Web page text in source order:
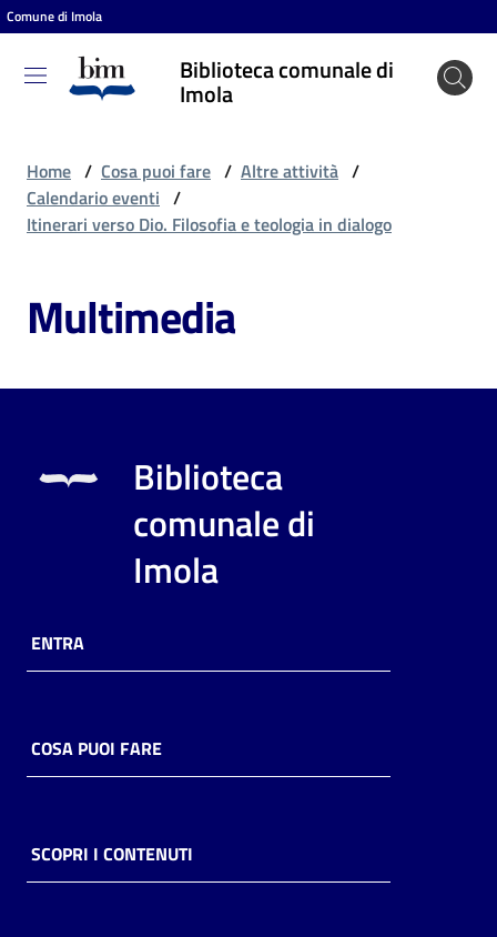
Vai al contenuto
Vai alla navigazione
Vai al footer
Comune di Imola
Biblioteca comunale di
Imola
Biblioteca
comunale
Cosa
fare
Scopri
online
Piani
Home / Cosa puoi fare / Altre attività /
Calendario eventi /
Itinerari verso Dio. Filosofia e teologia in dialogo
Multimedia
Biblioteca
comunale di
Imola
ENTRA
COSA PUOI FARE
SCOPRI I CONTENUTI